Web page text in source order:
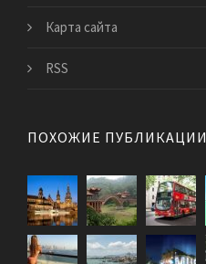
Карта сайта
RSS
ПОХОЖИЕ ПУБЛИКАЦИИ